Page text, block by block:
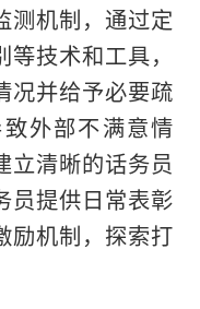
测机制，通过定
技术和工具，
况并给予必要疏
外部不满意情
立清晰的话务员
员提供日常表彰
励机制，探索打